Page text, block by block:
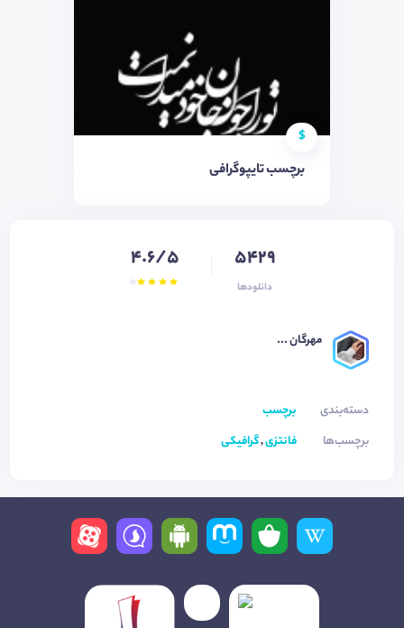
$
برچسب تایپوگرافی
5429
دانلودها
4.6/5
مهرگان ...
دسته‌بندی
برچسب
برچسب‌ها
فانتزی,گرافیکی